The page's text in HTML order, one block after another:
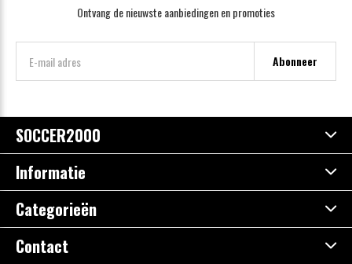
Ontvang de nieuwste aanbiedingen en promoties
Abonneer
SOCCER2000
Informatie
Categorieën
Contact